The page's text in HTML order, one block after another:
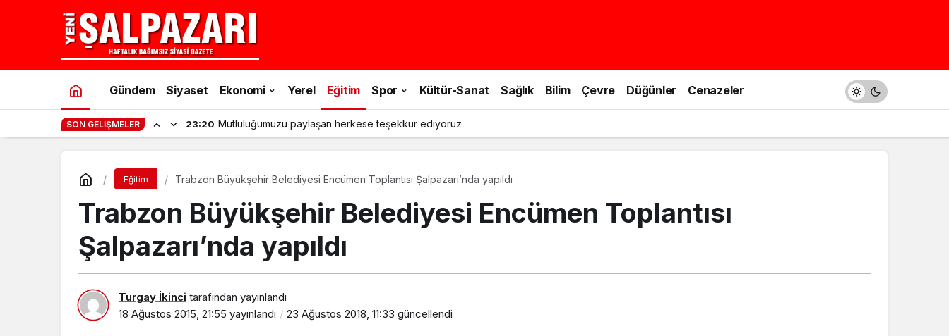
Gündem Siyaset Ekonomi Yerel Eğitim Spor Kültür-Sanat Sağlık Bilim Çevre Düğünler Cenazeler
SON GELIŞMELER 23:20 Mutluluğumuzu paylaşan herkese teşekkür ediyoruz
Eğitim Trabzon Büyükşehir Belediyesi Encümen Toplantısı Şalpazarı’nda yapıldı
Trabzon Büyükşehir Belediyesi Encümen Toplantısı
Şalpazarı’nda yapıldı
Turgay İkinci tarafından yayınlandı
18 Ağustos 2015, 21:55 yayınlandı 23 Ağustos 2018, 11:33 güncellendi